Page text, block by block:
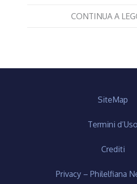
CONTINUA A
SiteMap
Termini d’Uso
Crediti
Privacy – Philelfiana